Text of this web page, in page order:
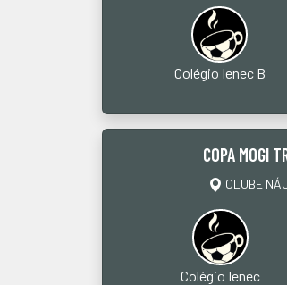
Colégio Ienec B
COPA MOGI
CLUBE
Colégio Ienec